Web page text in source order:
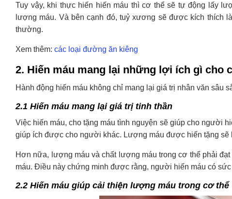
Tuy vậy, khi thực hiến hiến máu thì cơ thể sẽ tự động lấy
lượng máu. Và bên cạnh đó, tuỷ xương sẽ được kích thích
thường.
Xem thêm: các loại đường ăn kiêng
2. Hiến máu mang lại những lợi ích gì cho
Hành động hiến máu không chỉ mang lại giá trị nhân văn sâu
2.1 Hiến máu mang lại giá trị tinh thần
Việc hiến máu, cho tặng máu tình nguyện sẽ giúp cho người
giúp ích được cho người khác. Lượng máu được hiến tặng
Hơn nữa, lượng máu và chất lượng máu trong cơ thể phải
máu. Điều này chứng minh được rằng, người hiến máu có
2.2 Hiến máu giúp cải thiện lượng máu trong cơ thể